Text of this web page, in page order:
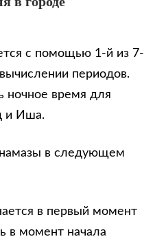
с помощью 1-й из 7-
периодов.
ночное время для
и Иша.
в следующем
в первый момент
в момент начала